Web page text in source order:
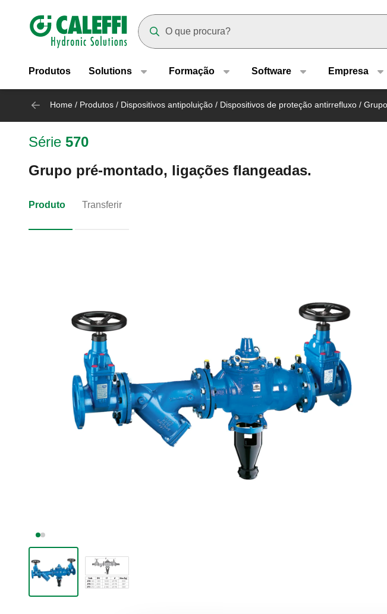
Header main navigation
Produtos Solutions Formação Software Empresa
Home / Produtos / Dispositivos antipoluição / Dispositivos de proteção antirrefluxo /
Série 570
Grupo pré-montado, ligações flangeadas.
Produto Transferir